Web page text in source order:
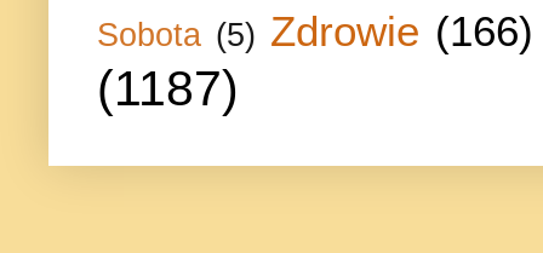
Sobota (5) Zdrowie (166)
(1187)